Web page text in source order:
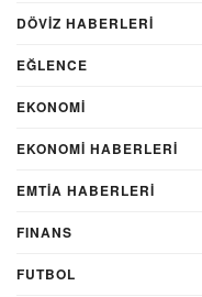
DÖVIZ HABERLERI
EĞLENCE
EKONOMİ
EKONOMI HABERLERI
EMTIA HABERLERI
FINANS
FUTBOL